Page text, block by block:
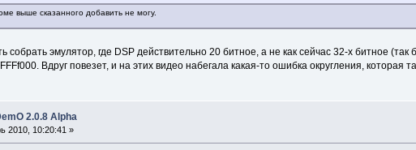
выше сказанного добавить не могу.
собрать эмулятор, где DSP действительно 20 битное, а не как сейчас 32-х битное
Вдруг повезет, и на этих видео набегала какая-то ошибка округления, которая
2.0.8 Alpha
2010, 10:20:41 »